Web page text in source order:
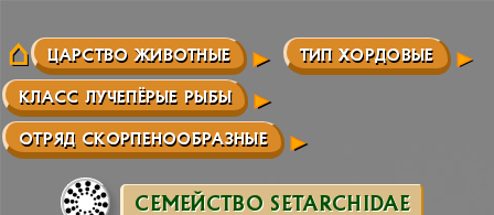
ЦАРСТВО ЖИВОТНЫЕ ТИП ХОРДОВЫЕ
КЛАСС ЛУЧЕПЁРЫЕ РЫБЫ
ОТРЯД СКОРПЕНООБРАЗНЫЕ
СЕМЕЙСТВО SETARCHIDAE